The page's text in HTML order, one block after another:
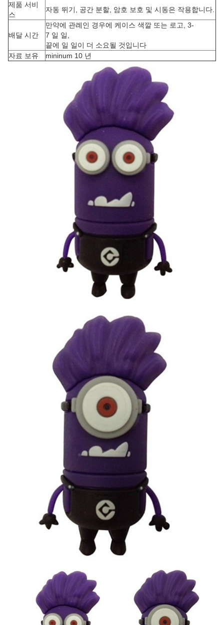
제품 서비
스
자동 뛰기, 공간 분할, 암호 보호 및 시동은 작용합니다.
배달 시간
만약에 관례인 경우에 케이스 색깔 또는 로고, 3-
7 일 일,
끝에 일 일이 더 소요될 것입니다
자료 보유
mininum 10 년